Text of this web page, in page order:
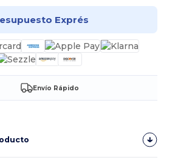
Exprés
Envío Rápido